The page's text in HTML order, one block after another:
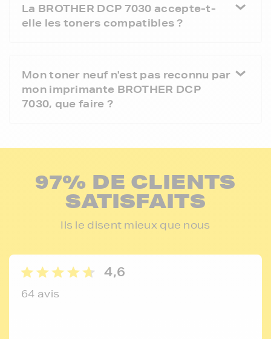
La BROTHER DCP 7030 accepte-t-
elle les toners compatibles ?
Mon toner neuf n'est pas reconnu par
mon imprimante BROTHER DCP
7030, que faire ?
97% DE CLIENTS
SATISFAITS
Ils le disent mieux que nous
4,6
64 avis